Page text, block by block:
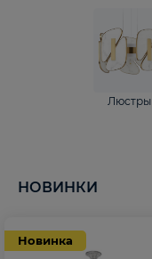
Люстры
НОВИНКИ
Новинка